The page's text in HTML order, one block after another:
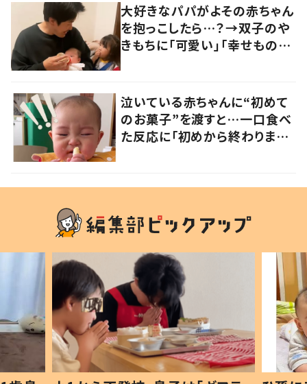
大好きなパパがよその赤ちゃん
を抱っこしたら…？→双子のや
きもちに「可愛い」「幸せもの」
泣いている赤ちゃんに“初めて
のお菓子”を渡すと…一口食べ
た反応に「初めから終わりまで